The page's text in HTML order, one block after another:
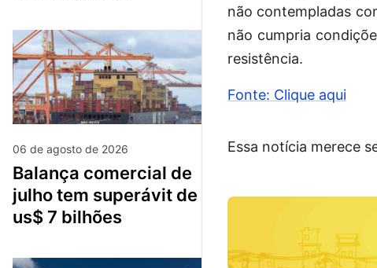
06 de agosto de 2026
balança comercial de
julho tem superávit de
us$ 7 bilhões
não contempladas
não cumpria
resistência.
Fonte: Clique aqui
Essa notícia merece